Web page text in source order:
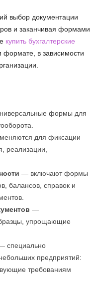
выбор документации
и заканчивая формами
купить бухгалтерские
в зависимости
формы для
для фиксации
реализации,
— включают формы
балансов, справок и
—
упрощающие
специально
предприятий:
требованиям